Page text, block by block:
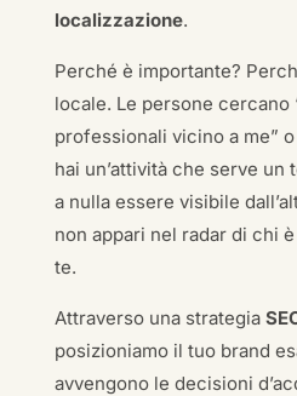
localizzazione.
Perché è importante?
locale. Le persone cercano
professionali vicino a me”
hai un’attività che serve
a nulla essere visibile
non appari nel radar di chi
te.
Attraverso una strategia
posizioniamo il tuo brand
avvengono le decisioni